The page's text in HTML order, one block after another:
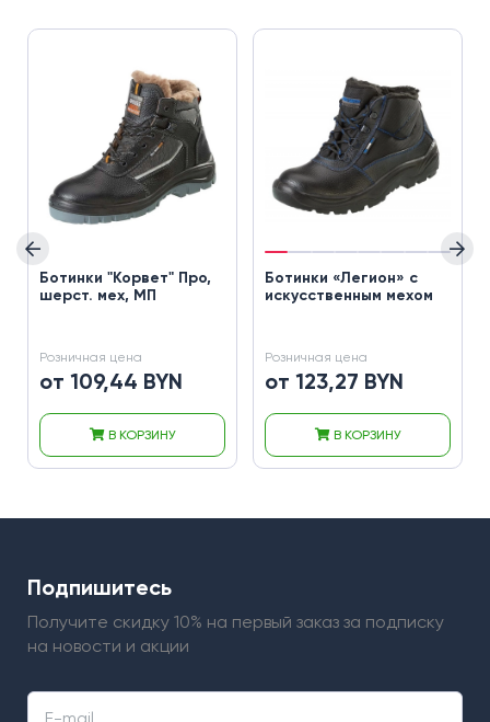
Ботинки "Корвет" Про,
шерст. мех, МП
Розничная цена
от 109,44 BYN
В КОРЗИНУ
Ботинки «Легион» с
искусственным мехом
Розничная цена
от 123,27 BYN
В КОРЗИНУ
Подпишитесь
Получите скидку 10% на первый заказ за подписку
на новости и акции